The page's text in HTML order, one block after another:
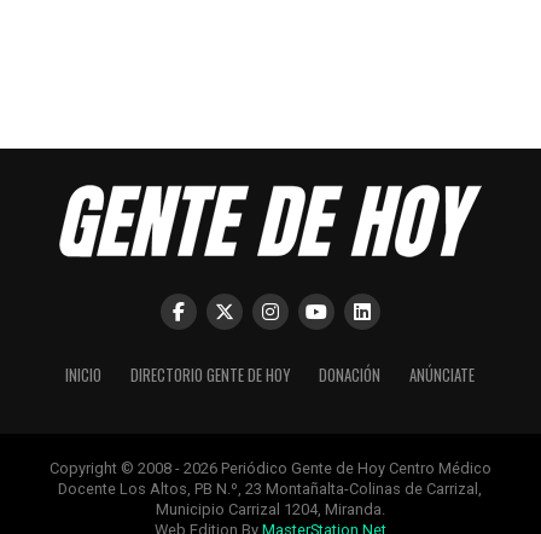
INICIO DIRECTORIO GENTE DE HOY DONACIÓN ANÚNCIATE
Copyright © 2008 - 2026 Periódico Gente de Hoy Centro Médico
Docente Los Altos, PB N.º, 23 Montañalta-Colinas de Carrizal,
Municipio Carrizal 1204, Miranda.
Web Edition By MasterStation.Net